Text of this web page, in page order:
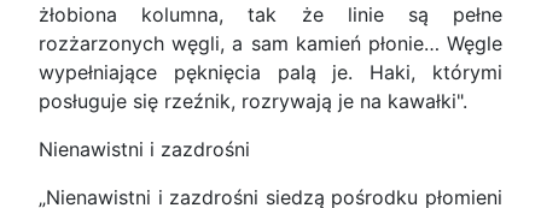
żłobiona kolumna, tak że linie są pełne
rozżarzonych węgli, a sam kamień płonie… Węgle
wypełniające pęknięcia palą je. Haki, którymi
posługuje się rzeźnik, rozrywają je na kawałki".
Nienawistni i zazdrośni
„Nienawistni i zazdrośni siedzą pośrodku płomieni